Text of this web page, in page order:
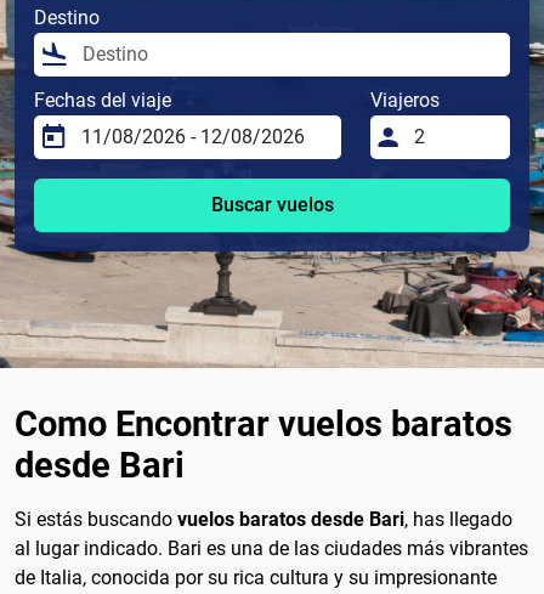
Destino
Fechas del viaje Viajeros
Buscar vuelos
Como Encontrar vuelos baratos
desde Bari
Si estás buscando vuelos baratos desde Bari, has llegado
al lugar indicado. Bari es una de las ciudades más vibrantes
de Italia, conocida por su rica cultura y su impresionante